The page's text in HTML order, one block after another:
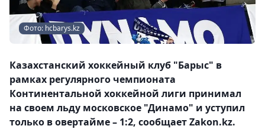
Фото: hcbarys.kz
Казахстанский хоккейный клуб "Барыс" в
рамках регулярного чемпионата
Континентальной хоккейной лиги принимал
на своем льду московское "Динамо" и уступил
только в овертайме – 1:2, сообщает Zakon.kz.